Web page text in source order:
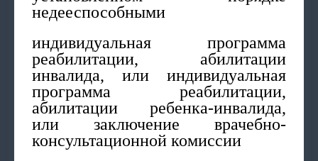
недееспособными
индивидуальная программа
реабилитации, абилитации
инвалида, или индивидуальная
программа реабилитации,
абилитации ребенка-инвалида,
или заключение врачебно-
консультационной комиссии